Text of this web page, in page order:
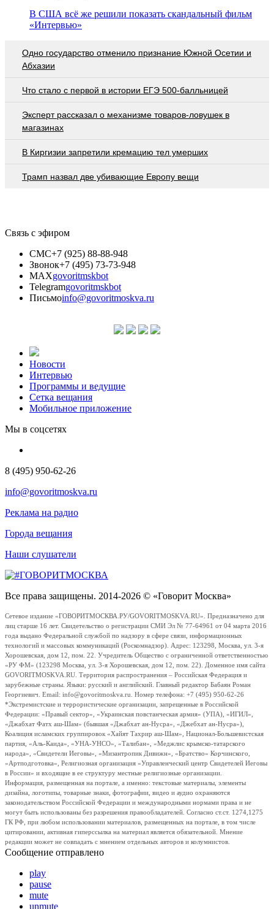
В США всё же решили показать скандальный фильм
«Интервью»
Одно государство отменило признание Южной Осетии и
Абхазии
Что стало с первой в истории ЕГЭ 500-балльницей
Эксперт рассказал о механизме товаров-ловушек в
магазинах
В Киргизии запретили кремацию тел умерших
Трамп назвал две убивающие Европу вещи
Связь с эфиром
СМС+7 (925) 88-88-948
Звонок+7 (495) 73-73-948
MAXgovoritmskbot
Telegramgovoritmskbot
Письмоinfo@govoritmoskva.ru
Новости
Интервью
Программы и ведущие
Сетка вещания
Мобильное приложение
Мы в соцсетях
8 (495) 950-62-26
info@govoritmoskva.ru
Реклама на радио
Города вещания
Наши слушатели
Все права защищены. 2014-2026 © «Говорит Москва»
Сетевое издание «ГОВОРИТМОСКВА.РУ/GOVORITMOSKVA.RU». Предназначено для
лиц старше 16 лет. Свидетельство о регистрации СМИ Эл № 77-64961 от 04 марта 2016
года выдано Федеральной службой по надзору в сфере связи, информационных
технологий и массовых коммуникаций (Роскомнадзор). Адрес: 123298, Москва, ул. 3-я
Хорошевская, дом 12, пом. 22. Учредитель Общество с ограниченной ответственностью
«РУ ФМ» (123298 Москва, ул. 3-я Хорошевская, дом 12, пом. 22). Доменное имя сайта
GOVORITMOSKVA.RU. Территория распространения – Российская Федерация и
зарубежные страны. Языки: русский и английский. Главный редактор Бабаян Роман
Георгиевич. Email: info@govoritmoskva.ru. Номер телефона: +7 (495) 950-62-26
*Экстремистские и террористические организации, запрещенные в Российской
Федерации: «Правый сектор», «Украинская повстанческая армия» (УПА), «ИГИЛ»,
«Джабхат Фатх аш-Шам» (бывшая «Джабхат ан-Нусра», «Джебхат ан-Нусра»),
Коалиция исламских группировок «Хайят Тахрир аш-Шам», Национал-Большевистская
партия, «Аль-Каида», «УНА-УНСО», «Талибан», «Меджлис крымско-татарского
народа», «Свидетели Иеговы», «Мизантропик Дивижн», «Братство» Корчинского,
«Артподготовка», Религиозная организация «Управленческий центр Свидетелей Иеговы
в России» и входящие в ее структуру местные религиозные организации.
Информация, размещенная на портале, а именно: текстовые материалы, элементы
дизайна, логотипы, товарные знаки, фотографии, видео и аудио охраняются
законодательством Российской Федерации и международными нормами права и не
могут быть использованы без разрешения правообладателей. Согласно ст.ст. 1274,1275
ГК РФ, при любом использовании материалов, размещенных на портале, в том числе
цитировании, активная гиперссылка на материал является обязательной. Мнение
редакции может не совпадать с мнением отдельных авторов и колумнистов.
Сообщение отправлено
play
pause
mute
unmute